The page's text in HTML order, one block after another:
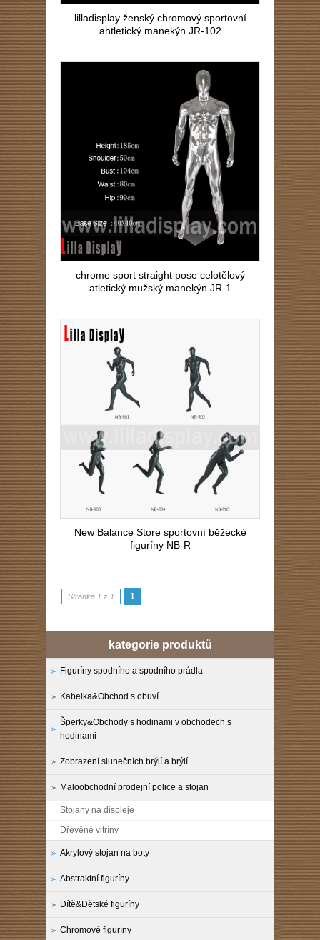
lilladisplay ženský chromový sportovní
ahtletický manekýn JR-102
chrome sport straight pose celotělový
atletický mužský manekýn JR-1
New Balance Store sportovní běžecké
figuríny NB-R
Stránka 1 z 1 1
kategorie produktů
Figuríny spodního a spodního prádla
Kabelka&Obchod s obuví
Šperky&Obchody s hodinami v obchodech s
hodinami
Zobrazení slunečních brýlí a brýlí
Maloobchodní prodejní police a stojan
Stojany na displeje
Dřevěné vitríny
Akrylový stojan na boty
Abstraktní figuríny
Dítě&Dětské figuríny
Chromové figuríny